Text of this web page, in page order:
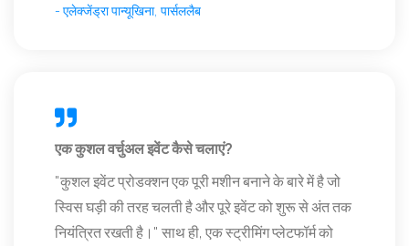
- एलेक्जेंड्रा पान्यूखिना, पार्सललैब
एक कुशल वर्चुअल इवेंट कैसे चलाएं?
"कुशल इवेंट प्रोडक्शन एक पूरी मशीन बनाने के बारे में है जो
स्विस घड़ी की तरह चलती है और पूरे इवेंट को शुरू से अंत तक
नियंत्रित रखती है।" साथ ही, एक स्ट्रीमिंग प्लेटफॉर्म को